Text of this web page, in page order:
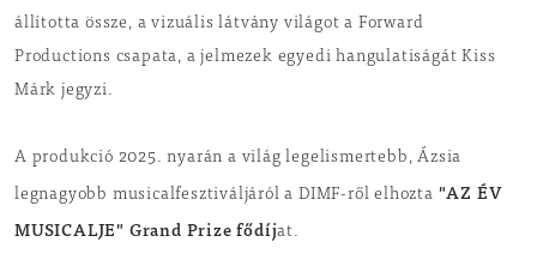
állította össze, a vizuális látvány világot a Forward
Productions csapata, a jelmezek egyedi hangulatiságát Kiss
Márk jegyzi.
A produkció 2025. nyarán a világ legelismertebb, Ázsia
legnagyobb musicalfesztiváljáról a DIMF-ről elhozta "AZ ÉV
MUSICALJE" Grand Prize fődíjat.